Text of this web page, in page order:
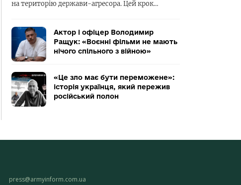
на територію держави-агресора. Цей крок…
Актор і офіцер Володимир
Ращук: «Воєнні фільми не мають
нічого спільного з війною»
«Це зло має бути переможене»:
історія українця, який пережив
російський полон
press@armyinform.com.ua